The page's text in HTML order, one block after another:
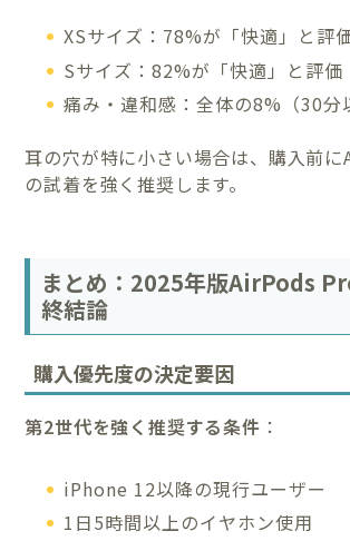
XSサイズ：78%が「快適」と評
Sサイズ：82%が「快適」と評価
痛み・違和感：全体の8%（30分
耳の穴が特に小さい場合は、購入前
の試着を強く推奨します。
まとめ：2025年版AirPods
終結論
購入優先度の決定要因
第2世代を強く推奨する条件 ：
iPhone 12以降の現行ユーザー
1日5時間以上のイヤホン使用